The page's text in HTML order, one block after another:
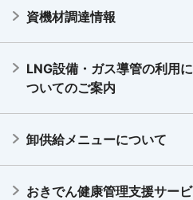
資機材調達情報
LNG設備・ガス導管の利用に
ついてのご案内
卸供給メニューについて
おきでん健康管理支援サービ